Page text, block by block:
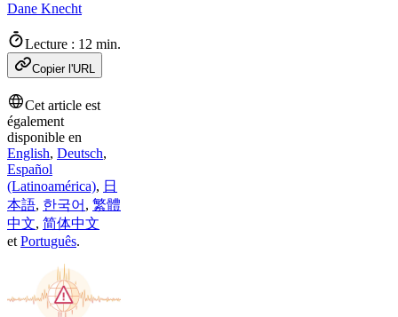
Dane Knecht
Lecture : 12 min.
Copier l'URL
Cet article est
également
disponible en
English, Deutsch,
Español
(Latinoamérica), 日
本語, 한국어 , 繁體
中文, 简体中文
et Português.